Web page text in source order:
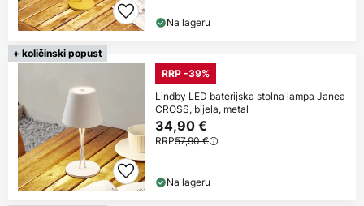
Na lageru
+ količinski popust
RRP -39%
Lindby LED baterijska stolna lampa Janea
CROSS, bijela, metal
34,90 €
RRP57,90 €
Na lageru